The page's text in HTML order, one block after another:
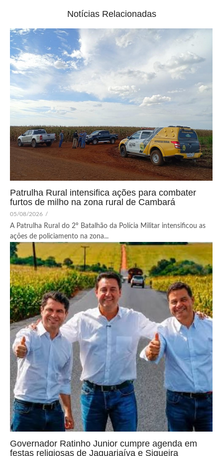
Notícias Relacionadas
Patrulha Rural intensifica ações para combater
furtos de milho na zona rural de Cambará
05/08/2026 /
A Patrulha Rural do 2º Batalhão da Polícia Militar intensificou as
ações de policiamento na zona...
Governador Ratinho Junior cumpre agenda em
festas religiosas de Jaguariaíva e Siqueira